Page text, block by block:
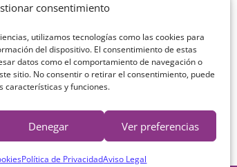
consentimiento
utilizamos tecnologías como las cookies para
del dispositivo. El consentimiento de estas
datos como el comportamiento de navegación o
sitio. No consentir o retirar el consentimiento, puede
características y funciones.
Denegar Ver preferencias
Política de PrivacidadAviso Legal
Política de Privacidad
Política de Cookies
de desestimiento